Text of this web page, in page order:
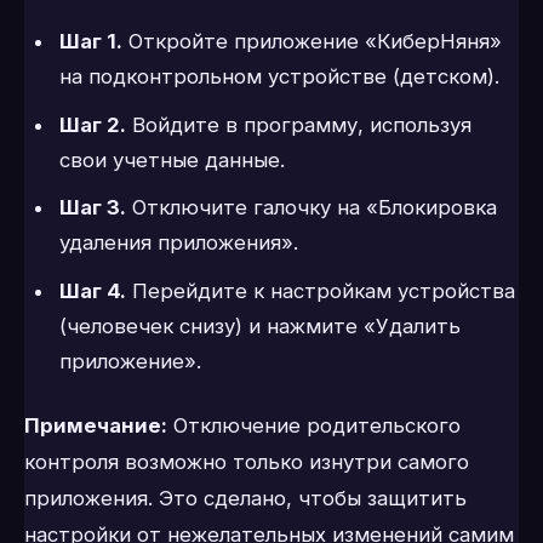
Шаг 1. Откройте приложение «КиберНяня»
на подконтрольном устройстве (детском).
Шаг 2. Войдите в программу, используя
свои учетные данные.
Шаг 3. Отключите галочку на «Блокировка
удаления приложения».
Шаг 4. Перейдите к настройкам устройства
(человечек снизу) и нажмите «Удалить
приложение».
Примечание: Отключение родительского
контроля возможно только изнутри самого
приложения. Это сделано, чтобы защитить
настройки от нежелательных изменений самим